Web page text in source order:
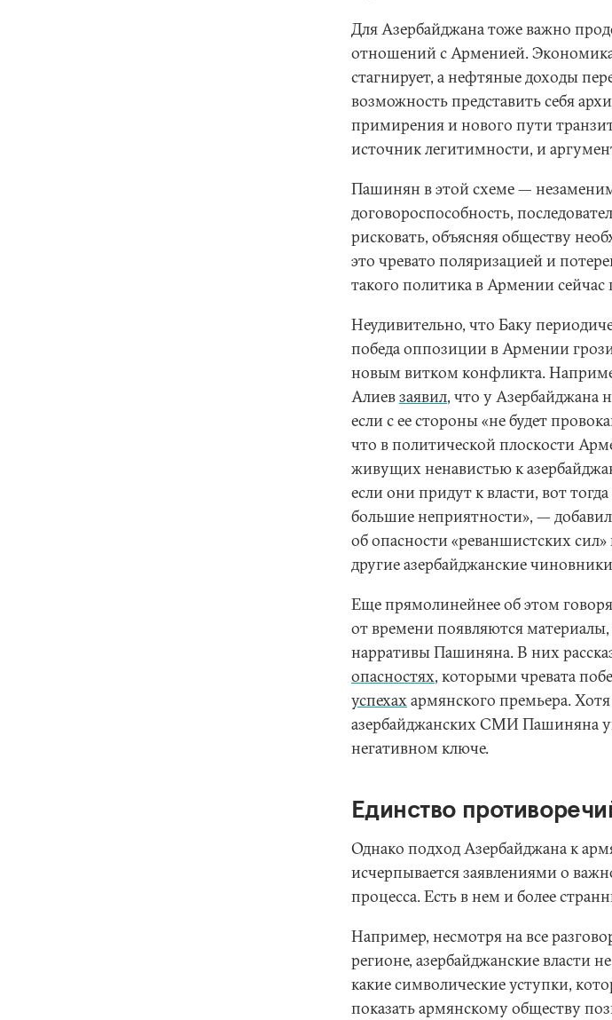
Для Азербайджана тоже важно
отношений с Арменией.
стагнирует, а нефтяные доходы
возможность представить себя
примирения и нового пути
источник легитимности, и
Пашинян в этой схеме —
договороспособность,
рисковать, объясняя обществу
это чревато поляризацией и
такого политика в Армении сейчас
Неудивительно, что Баку
победа оппозиции в Армении
новым витком конфликта.
Алиевзаявил, что у Азербайджана
если с ее стороны «не будет
что в политической плоскости
живущих ненавистью к
если они придут к власти, вот
большие неприятности», —
об опасности «реваншистских
другие азербайджанские
Еще прямолинейнее об этом
от времени появляются
нарративы Пашиняна. В них
опасностях, которыми чревата
успехахармянского премьера.
азербайджанских СМИ Пашиняна
негативном ключе.
Единство
Однако подход Азербайджана к
исчерпывается заявлениями о
процесса. Есть в нем и более
Например, несмотря на все
регионе, азербайджанские власти
какие символические уступки,
показать армянскому обществу